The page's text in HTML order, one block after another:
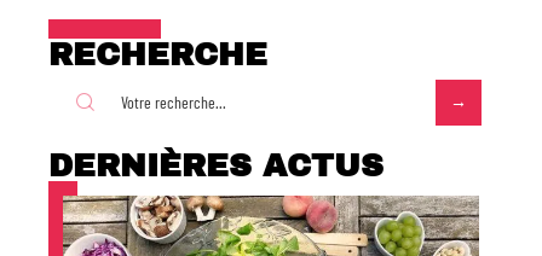
RECHERCHE
DERNIÈRES ACTUS